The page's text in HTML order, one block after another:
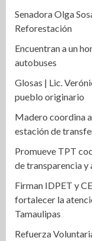
Senadora Olga
Reforestación
Encuentran a un
autobuses
Glosas | Lic.
pueblo originario
Madero coordina
estación de
Promueve TPT
de transparencia
Firman IDPET y
fortalecer la
Tamaulipas
Refuerza